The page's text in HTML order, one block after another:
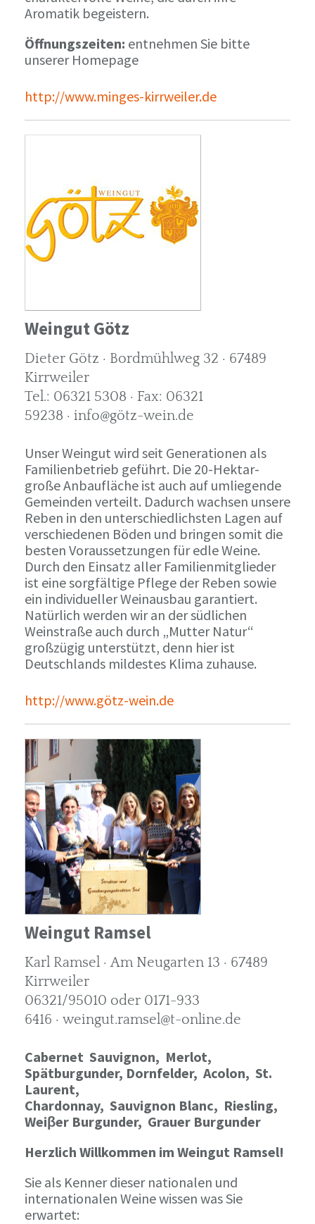
Aromatik begeistern.
Öffnungszeiten: entnehmen Sie bitte
unserer Homepage
http://www.minges-kirrweiler.de
Weingut Götz
Dieter Götz · Bordmühlweg 32 · 67489
Kirrweiler
Tel.: 06321 5308 · Fax: 06321
59238 · info@götz-wein.de
Unser Weingut wird seit Generationen als
Familienbetrieb geführt. Die 20-Hektar-
große Anbaufläche ist auch auf umliegende
Gemeinden verteilt. Dadurch wachsen unsere
Reben in den unterschiedlichsten Lagen auf
verschiedenen Böden und bringen somit die
besten Voraussetzungen für edle Weine.
Durch den Einsatz aller Familienmitglieder
ist eine sorgfältige Pflege der Reben sowie
ein individueller Weinausbau garantiert.
Natürlich werden wir an der südlichen
Weinstraße auch durch „Mutter Natur“
großzügig unterstützt, denn hier ist
Deutschlands mildestes Klima zuhause.
http://www.götz-wein.de
Weingut Ramsel
Karl Ramsel · Am Neugarten 13 · 67489
Kirrweiler
06321/95010 oder 0171-933
6416 · weingut.ramsel@t-online.de
Cabernet Sauvignon, Merlot,
Spätburgunder, Dornfelder, Acolon, St.
Laurent,
Chardonnay, Sauvignon Blanc, Riesling,
Weiβer Burgunder, Grauer Burgunder
Herzlich Willkommen im Weingut Ramsel!
Sie als Kenner dieser nationalen und
internationalen Weine wissen was Sie
erwartet: